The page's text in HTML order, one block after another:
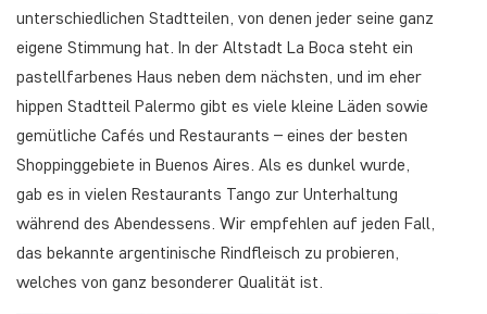
unterschiedlichen Stadtteilen, von denen jeder seine ganz
eigene Stimmung hat. In der Altstadt La Boca steht ein
pastellfarbenes Haus neben dem nächsten, und im eher
hippen Stadtteil Palermo gibt es viele kleine Läden sowie
gemütliche Cafés und Restaurants – eines der besten
Shoppinggebiete in Buenos Aires. Als es dunkel wurde,
gab es in vielen Restaurants Tango zur Unterhaltung
während des Abendessens. Wir empfehlen auf jeden Fall,
das bekannte argentinische Rindfleisch zu probieren,
welches von ganz besonderer Qualität ist.